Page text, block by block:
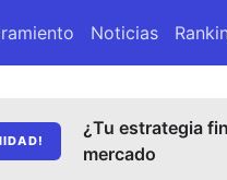
Noticias
¿Tu estrategia
mercado